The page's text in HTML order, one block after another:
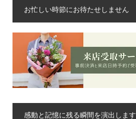
お忙しい時節にお待たせしません
感動と記憶に残る瞬間を演出します